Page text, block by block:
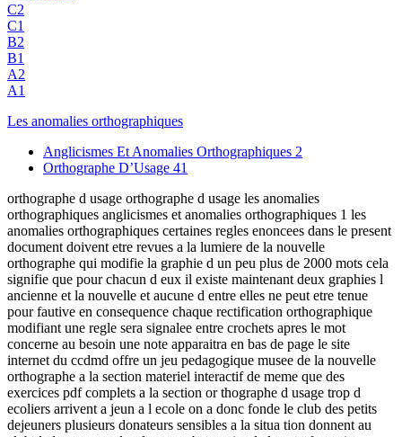
C2
C1
B2
B1
A2
A1
Les anomalies orthographiques
Anglicismes Et Anomalies Orthographiques 2
Orthographe D’Usage 41
orthographe d usage orthographe d usage les anomalies
orthographiques anglicismes et anomalies orthographiques 1 les
anomalies orthographiques certaines regles enoncees dans le present
document doivent etre revues a la lumiere de la nouvelle
orthographe qui modifie la graphie d un peu plus de 2000 mots cela
signifie que pour chacun d eux il existe maintenant deux graphies l
ancienne et la nouvelle et aucune d entre elles ne peut etre tenue
pour fautive en consequence chaque rectification orthographique
modifiant une regle sera signalee entre crochets apres le mot
concerne au besoin une note apparaitra en bas de page le site
internet du ccdmd offre un jeu pedagogique musee de la nouvelle
orthographe a la section materiel interactif de meme que des
exercices pdf complets a la section or thographe d usage trop d
ecoliers arrivent a jeun a l ecole on a donc fonde le club des petits
dejeuners plusieurs donateurs sensibles a la situa tion donnent au